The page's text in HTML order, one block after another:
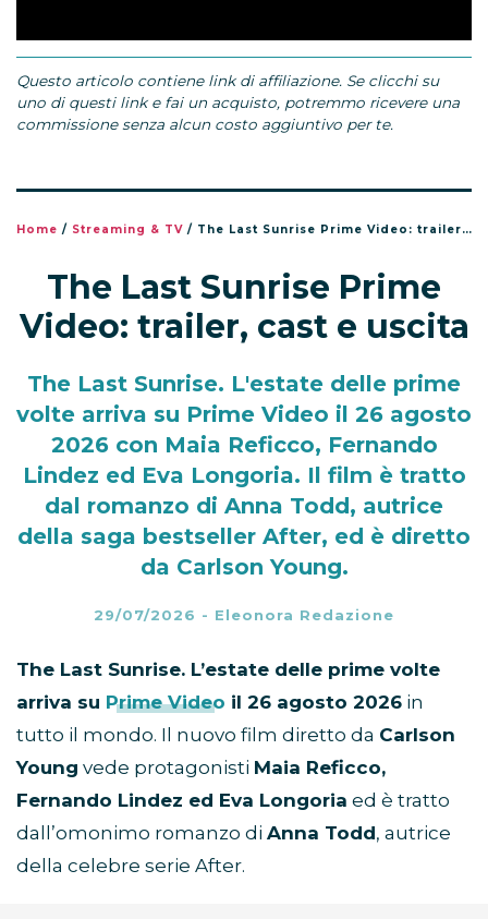
Questo articolo contiene link di affiliazione. Se clicchi su
uno di questi link e fai un acquisto, potremmo ricevere una
commissione senza alcun costo aggiuntivo per te.
Home / Streaming & TV / The Last Sunrise Prime Video: trailer, cast e uscita
The Last Sunrise Prime
Video: trailer, cast e uscita
The Last Sunrise. L'estate delle prime
volte arriva su Prime Video il 26 agosto
2026 con Maia Reficco, Fernando
Lindez ed Eva Longoria. Il film è tratto
dal romanzo di Anna Todd, autrice
della saga bestseller After, ed è diretto
da Carlson Young.
29/07/2026 - Eleonora Redazione
The Last Sunrise. L’estate delle prime volte
arriva su Prime Video il 26 agosto 2026 in
tutto il mondo. Il nuovo film diretto da Carlson
Young vede protagonisti Maia Reficco,
Fernando Lindez ed Eva Longoria ed è tratto
dall’omonimo romanzo di Anna Todd, autrice
della celebre serie After.